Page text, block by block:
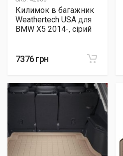
Килимок в багажник
Weathertech USA для
BMW X5 2014-, сірий
7376 грн